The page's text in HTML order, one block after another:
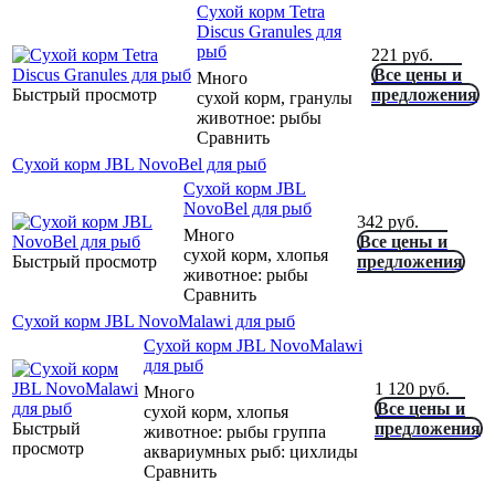
Быстрый просмотр
Сухой корм Tetra
Discus Granules для
рыб
Много
сухой корм, гранулы
животное: рыбы
Сравнить
221 руб.
Все цены и
предложения
Сухой корм JBL NovoBel для рыб
Быстрый просмотр
Сухой корм JBL
NovoBel для рыб
Много
сухой корм, хлопья
животное: рыбы
Сравнить
342 руб.
Все цены и
предложения
Сухой корм JBL NovoMalawi для рыб
Быстрый
просмотр
Сухой корм JBL NovoMalawi
для рыб
Много
сухой корм, хлопья
животное: рыбы группа
аквариумных рыб: цихлиды
Сравнить
1 120 руб.
Все цены и
предложения